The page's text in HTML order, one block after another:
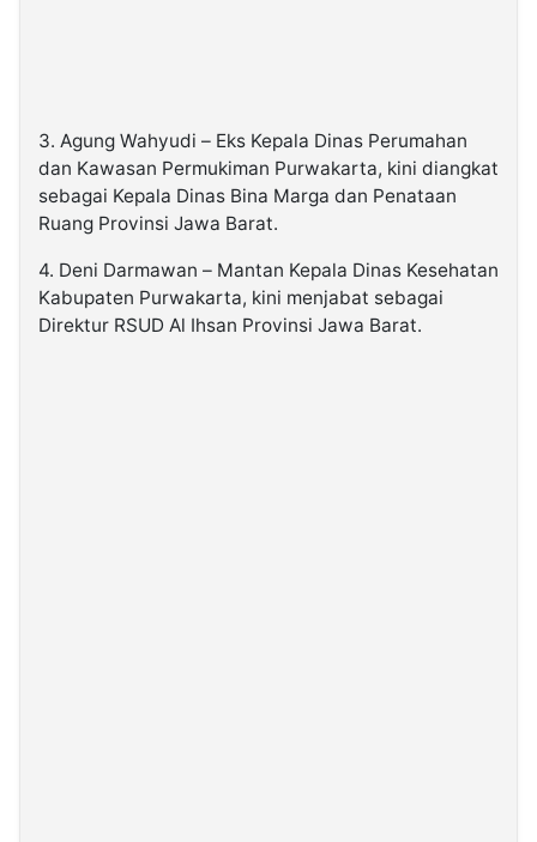
3. Agung Wahyudi – Eks Kepala Dinas Perumahan
dan Kawasan Permukiman Purwakarta, kini diangkat
sebagai Kepala Dinas Bina Marga dan Penataan
Ruang Provinsi Jawa Barat.
4. Deni Darmawan – Mantan Kepala Dinas Kesehatan
Kabupaten Purwakarta, kini menjabat sebagai
Direktur RSUD Al Ihsan Provinsi Jawa Barat.